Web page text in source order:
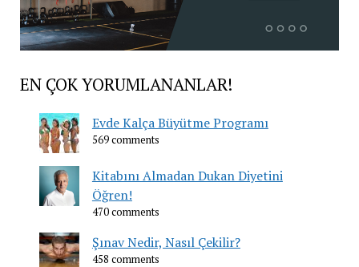
EN ÇOK YORUMLANANLAR!
Evde Kalça Büyütme Programı
569 comments
Kitabını Almadan Dukan Diyetini
Öğren!
470 comments
Şınav Nedir, Nasıl Çekilir?
458 comments